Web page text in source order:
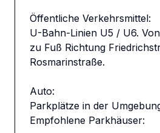
Öffentliche Verkehrsmittel:
U-Bahn-Linien U5 / U6.
zu Fuß Richtung
Rosmarinstraße.
Auto:
Parkplätze in der
Empfohlene Parkhäuser: